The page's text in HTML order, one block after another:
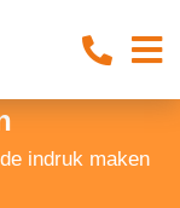
indruk maken